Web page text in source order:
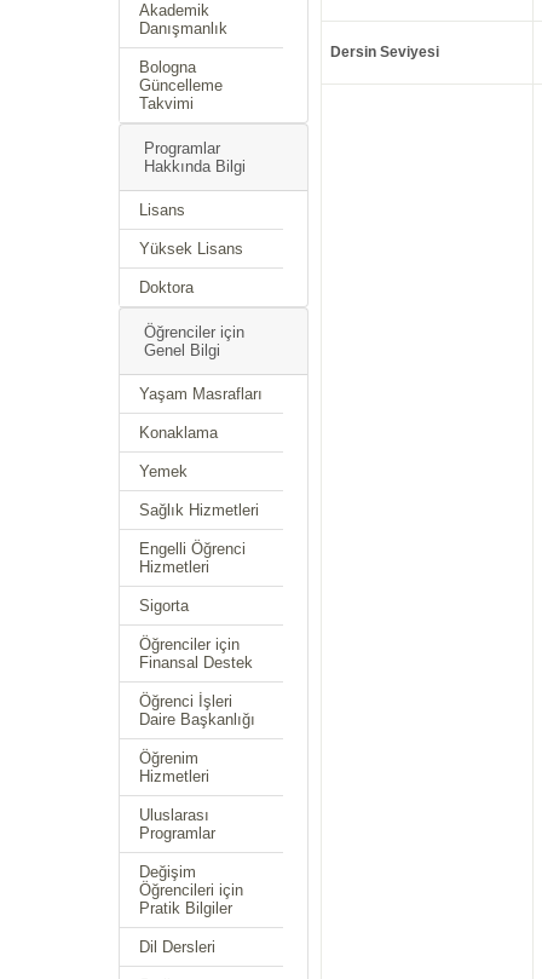
Akademik
Danışmanlık
Bologna
Güncelleme
Takvimi
Programlar
Hakkında Bilgi
Lisans
Yüksek Lisans
Doktora
Öğrenciler için
Genel Bilgi
Yaşam Masrafları
Konaklama
Yemek
Sağlık Hizmetleri
Engelli Öğrenci
Hizmetleri
Sigorta
Öğrenciler için
Finansal Destek
Öğrenci İşleri
Daire Başkanlığı
Öğrenim
Hizmetleri
Uluslarası
Programlar
Değişim
Öğrencileri için
Pratik Bilgiler
Dil Dersleri
Dersin Seviyesi